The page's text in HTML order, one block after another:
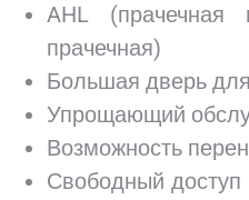
AHL (прачечная
прачечная)
Большая дверь для
Упрощающий
Возможность
Свободный